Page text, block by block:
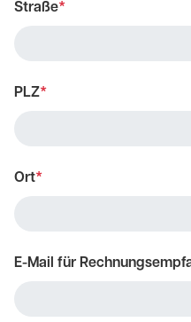
Straße*
PLZ*
Ort*
E-Mail für